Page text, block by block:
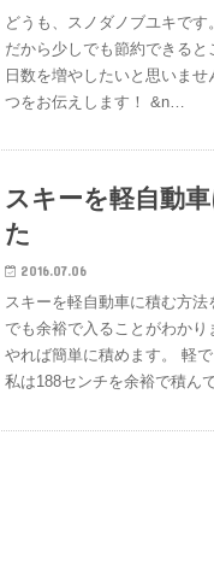
どうも、スノダノブユキで
だから少しでも節約できる
日数を増やしたいと思いま
つをお伝えします！ &n…
スキーを軽自動
た
2016.07.06
スキーを軽自動車に積む方
でも余裕で入ることがわか
やれば簡単に積めます。 軽
私は188センチを余裕で積ん